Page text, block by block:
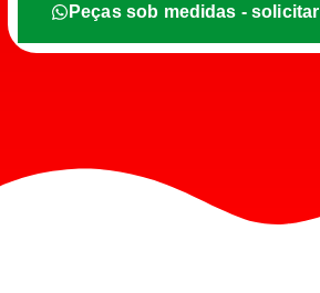
Peças sob medidas - solicitar